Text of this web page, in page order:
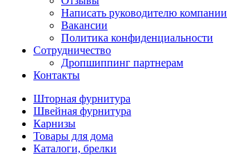
Написать руководителю компании
Вакансии
Политика конфиденциальности
Сотрудничество
Дропшиппинг партнерам
Контакты
Шторная фурнитура
Швейная фурнитура
Карнизы
Товары для дома
Каталоги, брелки